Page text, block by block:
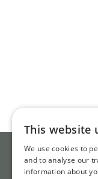
This website
We use cookies to
and to analyse our
information about